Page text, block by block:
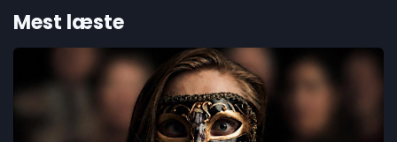
Mest læste